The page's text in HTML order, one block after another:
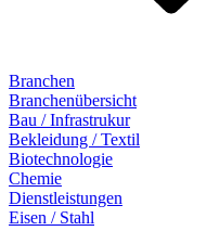
Branchen
Branchenübersicht
Bau / Infrastrukur
Bekleidung / Textil
Biotechnologie
Chemie
Dienstleistungen
Eisen / Stahl